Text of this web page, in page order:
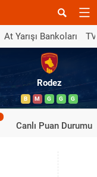
At Yarışı Bankoları
Rodez
B M G G G
Canlı Puan Durumu